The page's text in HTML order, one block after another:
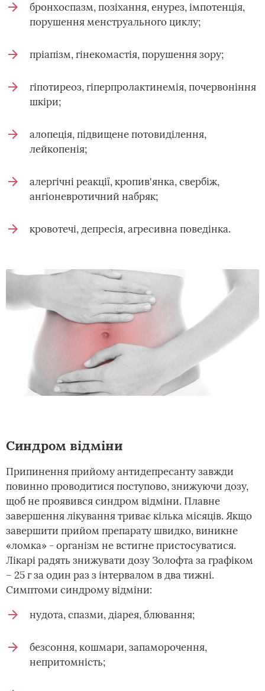
бронхоспазм, позіхання, енурез, імпотенція,
порушення менструального циклу;
пріапізм, гінекомастія, порушення зору;
гіпотиреоз, гіперпролактинемія, почервоніння
шкіри;
алопеція, підвищене потовиділення,
лейкопенія;
алергічні реакції, кропив'янка, свербіж,
ангіоневротичний набряк;
кровотечі, депресія, агресивна поведінка.
Синдром відміни
Припинення прийому антидепресанту завжди
повинно проводитися поступово, знижуючи дозу,
щоб не проявився синдром відміни. Плавне
завершення лікування триває кілька місяців. Якщо
завершити прийом препарату швидко, виникне
«ломка» - організм не встигне пристосуватися.
Лікарі радять знижувати дозу Золофта за графіком
– 25 г за один раз з інтервалом в два тижні.
Симптоми синдрому відміни:
нудота, спазми, діарея, блювання;
безсоння, кошмари, запаморочення,
непритомність;